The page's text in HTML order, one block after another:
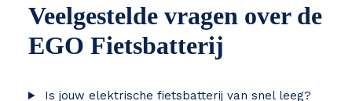
Veelgestelde vragen over de
EGO Fietsbatterij
Is jouw elektrische fietsbatterij van snel leeg?